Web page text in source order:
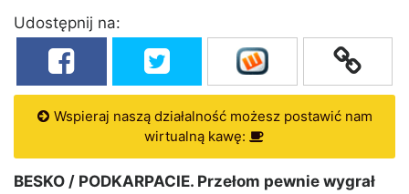
Udostępnij na:
Wspieraj naszą działalność możesz postawić nam
wirtualną kawę:
BESKO / PODKARPACIE. Przełom pewnie wygrał